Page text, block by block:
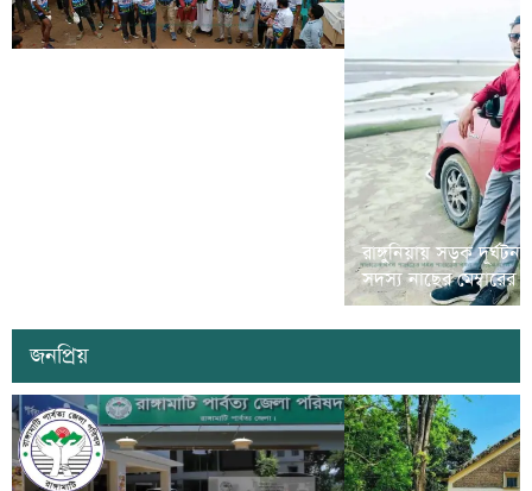
রাঙ্গুনিয়ায় সড়ক
সদস্য নাছের মেম্বারের
জনপ্রিয়